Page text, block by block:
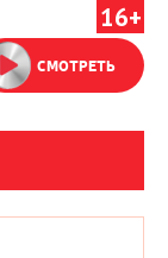
16+
СМОТРЕТЬ